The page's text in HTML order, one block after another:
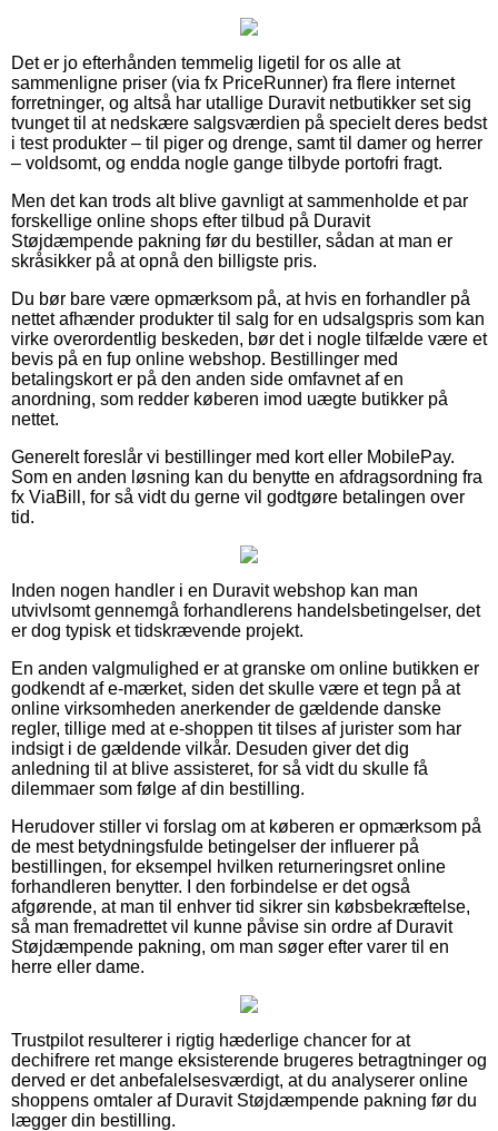
Det er jo efterhånden temmelig ligetil for os alle at
sammenligne priser (via fx PriceRunner) fra flere internet
forretninger, og altså har utallige Duravit netbutikker set sig
tvunget til at nedskære salgsværdien på specielt deres bedst
i test produkter – til piger og drenge, samt til damer og herrer
– voldsomt, og endda nogle gange tilbyde portofri fragt.
Men det kan trods alt blive gavnligt at sammenholde et par
forskellige online shops efter tilbud på Duravit
Støjdæmpende pakning før du bestiller, sådan at man er
skråsikker på at opnå den billigste pris.
Du bør bare være opmærksom på, at hvis en forhandler på
nettet afhænder produkter til salg for en udsalgspris som kan
virke overordentlig beskeden, bør det i nogle tilfælde være et
bevis på en fup online webshop. Bestillinger med
betalingskort er på den anden side omfavnet af en
anordning, som redder køberen imod uægte butikker på
nettet.
Generelt foreslår vi bestillinger med kort eller MobilePay.
Som en anden løsning kan du benytte en afdragsordning fra
fx ViaBill, for så vidt du gerne vil godtgøre betalingen over
tid.
Inden nogen handler i en Duravit webshop kan man
utvivlsomt gennemgå forhandlerens handelsbetingelser, det
er dog typisk et tidskrævende projekt.
En anden valgmulighed er at granske om online butikken er
godkendt af e-mærket, siden det skulle være et tegn på at
online virksomheden anerkender de gældende danske
regler, tillige med at e-shoppen tit tilses af jurister som har
indsigt i de gældende vilkår. Desuden giver det dig
anledning til at blive assisteret, for så vidt du skulle få
dilemmaer som følge af din bestilling.
Herudover stiller vi forslag om at køberen er opmærksom på
de mest betydningsfulde betingelser der influerer på
bestillingen, for eksempel hvilken returneringsret online
forhandleren benytter. I den forbindelse er det også
afgørende, at man til enhver tid sikrer sin købsbekræftelse,
så man fremadrettet vil kunne påvise sin ordre af Duravit
Støjdæmpende pakning, om man søger efter varer til en
herre eller dame.
Trustpilot resulterer i rigtig hæderlige chancer for at
dechifrere ret mange eksisterende brugeres betragtninger og
derved er det anbefalelsesværdigt, at du analyserer online
shoppens omtaler af Duravit Støjdæmpende pakning før du
lægger din bestilling.